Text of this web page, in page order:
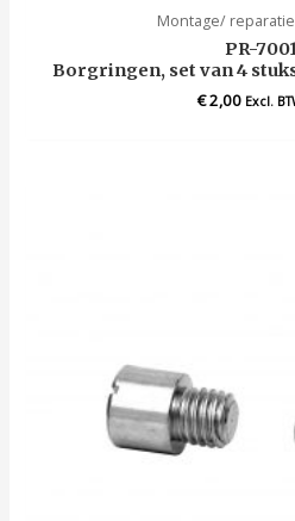
Montage/
PR-
Borgringen, set van 4
€2,00 Excl.